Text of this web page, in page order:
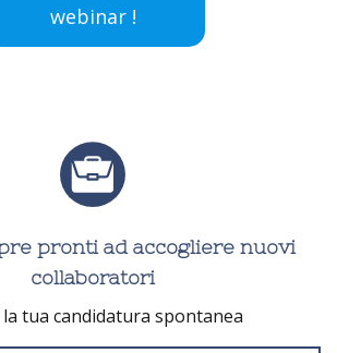
webinar !
pronti ad accogliere nuovi
collaboratori
la tua candidatura spontanea